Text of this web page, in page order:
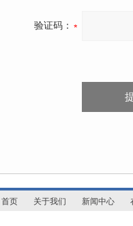
验证码：
首页 关于我们 新闻中心